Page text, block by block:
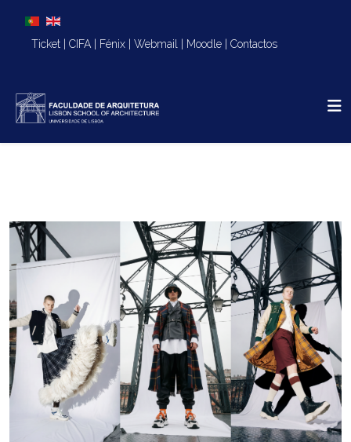
Escolha o seu idioma
Ticket CIFA Fénix Webmail Moodle Contactos